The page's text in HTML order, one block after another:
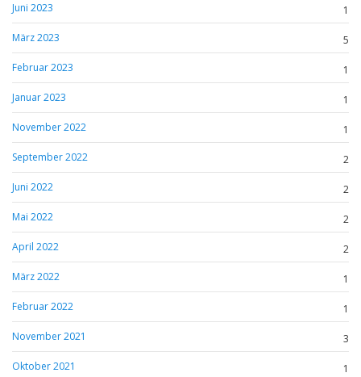
Juni 2023
1
März 2023
5
Februar 2023
1
Januar 2023
1
November 2022
1
September 2022
2
Juni 2022
2
Mai 2022
2
April 2022
2
März 2022
1
Februar 2022
1
November 2021
3
Oktober 2021
1